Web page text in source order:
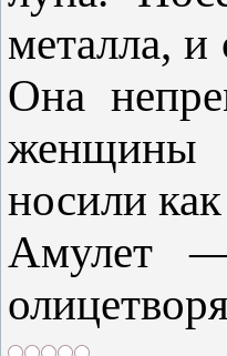
металла, и
Она
женщины
носили
Амулет —